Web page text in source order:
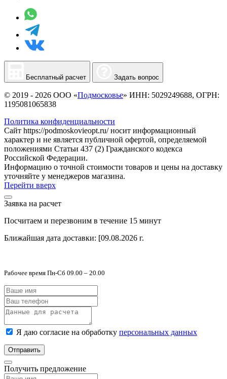
Бесплатный расчет Задать вопрос
© 2019 - 2026 ООО «Подмосковье» ИНН: 5029249688, ОГРН:
1195081065838
Политика конфиденциальности
Сайт https://podmoskovieopt.ru/ носит информационный
характер и не является публичной офертой, определяемой
положениями Статьи 437 (2) Гражданского кодекса
Российской Федерации.
Информацию о точной стоимости товаров и цены на доставку
уточняйте у менеджеров магазина.
Перейти вверх
Заявка на расчет
Посчитаем и перезвоним в течение 15 минут
Ближайшая дата доставки: [09.08.2026 г.
Рабочее время Пн-Сб 09.00 – 20.00
Я даю согласие на обработку персональных данных
Отправить
Получить предложение